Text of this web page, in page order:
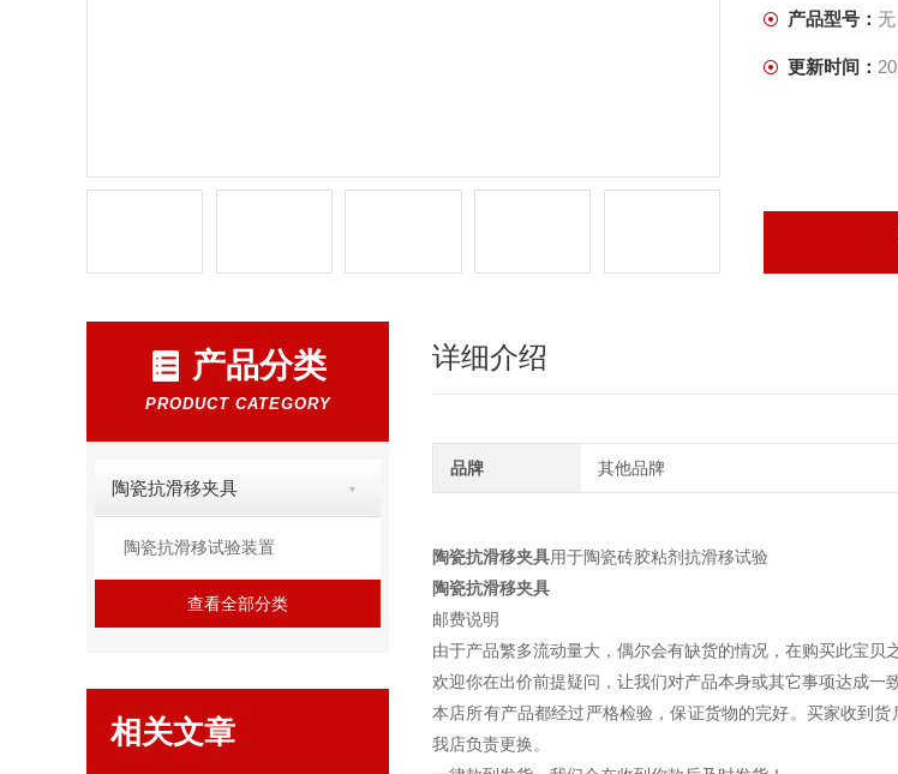
产品型号： 无
更新时间：
产品分类
PRODUCT CATEGORY
陶瓷抗滑移夹具
陶瓷抗滑移试验装置
查看全部分类
相关文章
详细介绍
品牌 其他品牌
陶瓷抗滑移夹具用于陶瓷砖胶粘剂抗滑移试验
陶瓷抗滑移夹具
邮费说明
由于产品繁多流动量大，偶尔会有缺货的情况，在购买此宝贝
欢迎你在出价前提疑问，让我们对产品本身或其它事项达成一
本店所有产品都经过严格检验，保证货物的完好。买家收到
我店负责更换。